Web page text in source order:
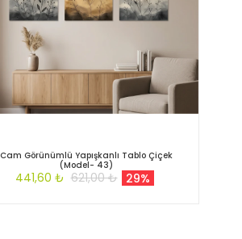
Cam Görünümlü Yapışkanlı Tablo Çiçek
(Model- 43)
441,60 ₺ 621,00 ₺ 29%